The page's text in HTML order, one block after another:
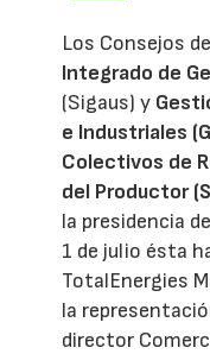
Los Consejos
Integrado de
(Sigaus) y
e Industriales
Colectivos de
del Productor
la presidencia
1 de julio ésta
TotalEnergies
la
director